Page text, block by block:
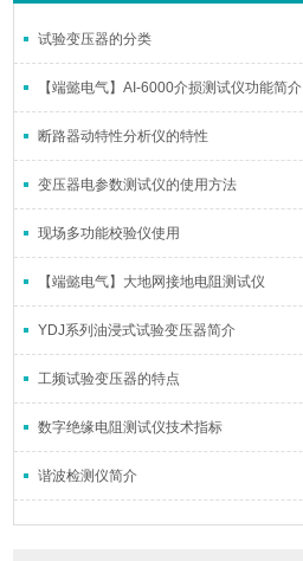
试验变压器的分类
【端懿电气】AI-6000介损测试仪功能简介
断路器动特性分析仪的特性
变压器电参数测试仪的使用方法
现场多功能校验仪使用
【端懿电气】大地网接地电阻测试仪
YDJ系列油浸式试验变压器简介
工频试验变压器的特点
数字绝缘电阻测试仪技术指标
谐波检测仪简介